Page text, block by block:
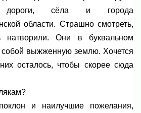
сёла и города
области. Страшно смотреть,
натворили. Они в буквальном
выжженную землю. Хочется
осталось, чтобы скорее сюда
и наилучшие пожелания,